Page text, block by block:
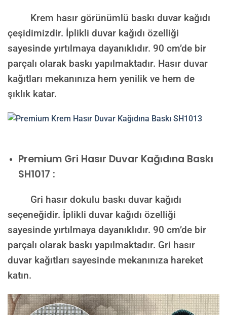
Krem hasır görünümlü baskı duvar kağıdı
çeşidimizdir. İplikli duvar kağıdı özelliği
sayesinde yırtılmaya dayanıklıdır. 90 cm’de bir
parçalı olarak baskı yapılmaktadır. Hasır duvar
kağıtları mekanınıza hem yenilik ve hem de
şıklık katar.
Premium Gri Hasır Duvar Kağıdına Baskı
SH1017 :
Gri hasır dokulu baskı duvar kağıdı
seçeneğidir. İplikli duvar kağıdı özelliği
sayesinde yırtılmaya dayanıklıdır. 90 cm’de bir
parçalı olarak baskı yapılmaktadır. Gri hasır
duvar kağıtları sayesinde mekanınıza hareket
katın.